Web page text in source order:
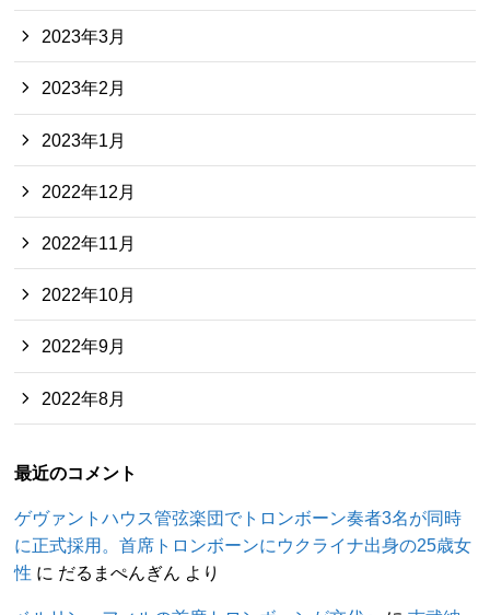
2023年3月
2023年2月
2023年1月
2022年12月
2022年11月
2022年10月
2022年9月
2022年8月
最近のコメント
ゲヴァントハウス管弦楽団でトロンボーン奏者3名が同時
に正式採用。首席トロンボーンにウクライナ出身の25歳女
性 に だるまぺんぎん より